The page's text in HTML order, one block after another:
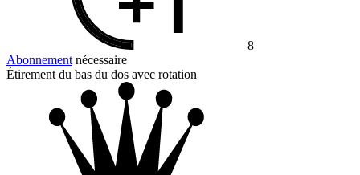
8
Abonnement nécessaire
Étirement du bas du dos avec rotation